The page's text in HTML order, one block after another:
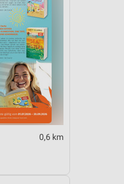
0,6 km